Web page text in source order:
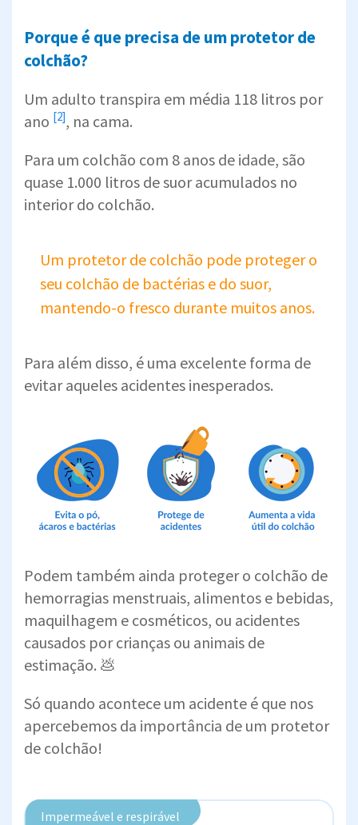
Porque é que precisa de um protetor de
colchão?
Um adulto transpira em média 118 litros por
ano [2], na cama.
Para um colchão com 8 anos de idade, são
quase 1.000 litros de suor acumulados no
interior do colchão.
Um protetor de colchão pode proteger o
seu colchão de bactérias e do suor,
mantendo-o fresco durante muitos anos.
Para além disso, é uma excelente forma de
evitar aqueles acidentes inesperados.
Podem também ainda proteger o colchão de
hemorragias menstruais, alimentos e bebidas,
maquilhagem e cosméticos, ou acidentes
causados por crianças ou animais de
estimação. 💩
Só quando acontece um acidente é que nos
apercebemos da importância de um protetor
de colchão!
Impermeável e respirável